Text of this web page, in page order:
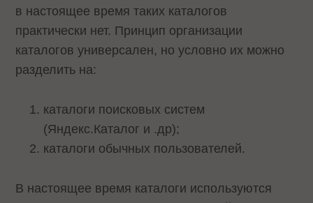
в настоящее время таких каталогов
практически нет. Принцип организации
каталогов универсален, но условно их можно
разделить на:
каталоги поисковых систем
(Яндекс.Каталог и .др);
каталоги обычных пользователей.
В настоящее время каталоги используются